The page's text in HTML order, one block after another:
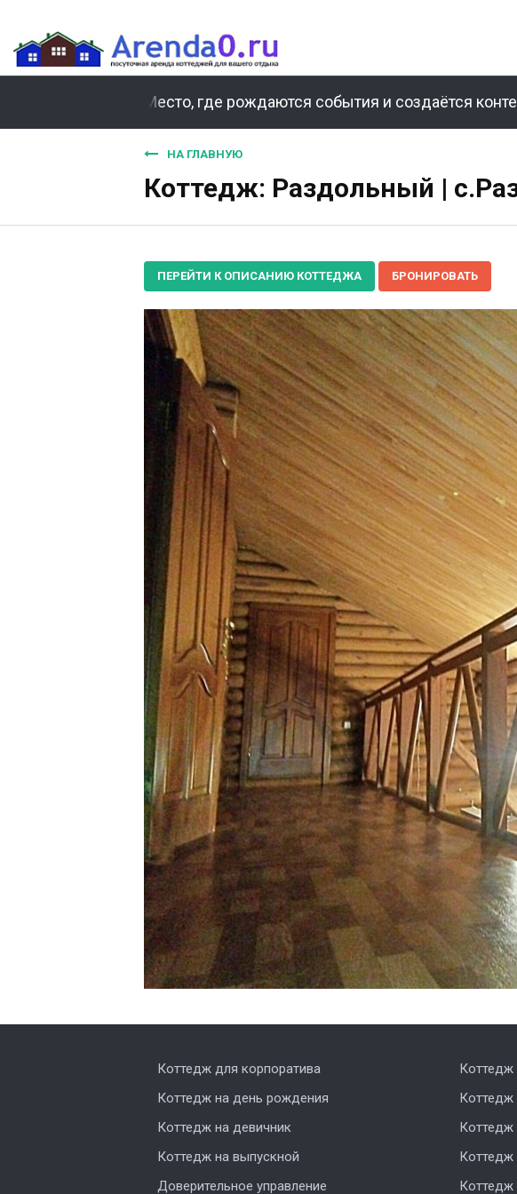
Место, где рождаются события и создаётся
НА ГЛАВНУЮ
Коттедж: Раздольный |
ПЕРЕЙТИ К ОПИСАНИЮ КОТТЕДЖА БРОНИРОВАТЬ
Коттедж для корпоратива
Коттедж на день рождения
Коттедж на девичник
Коттедж на выпускной
Доверительное управление
Коттедж
Коттедж
Коттедж
Коттедж
Коттедж